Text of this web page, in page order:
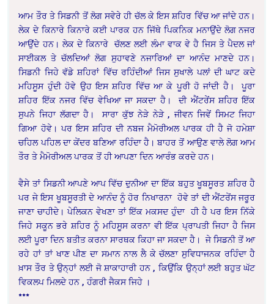
ਆਮ ਤੌਰ ਤੇ ਸਿਡਨੀ ਤੋਂ ਲੋਗ ਸਵੇਰੇ ਹੀ ਚੱਲ ਕੇ ਇਸ ਸ਼ਹਿਰ ਵਿੱਚ ਆ ਜਾਂਦੇ ਹਨ।
ਲੇਕ ਦੇ ਕਿਨਾਰੇ ਕਿਨਾਰੇ ਕਈ ਪਾਰਕ ਹਨ ਜਿੱਥੇ ਪਿਕਨਿਕ ਮਨਾਉਂਦੇ ਲੋਗ ਨਜਰ
ਆਉਂਦੇ ਹਨ। ਲੇਕ ਦੇ ਕਿਨਾਰੇ ਚੱਲਣ ਲਈ ਲੰਮਾ ਵਾਕ ਵੇ ਹੈ ਜਿਸ ਤੇ ਪੈਦਲ ਜਾਂ
ਸਾਈਕਲ ਤੇ ਚੱਲਦਿਆਂ ਲੋਗ ਸੁਹਾਵਣੇ ਨਜਾਰਿਆਂ ਦਾ ਆਨੰਦ ਮਾਣਦੇ ਹਨ।
ਸਿਡਨੀ ਜਿਹੇ ਵੱਡੇ ਸ਼ਹਿਰਾਂ ਵਿੱਚ ਰਹਿੰਦੀਆਂ ਜਿਸ ਸੁਖਾਲੇ ਪਲਾਂ ਦੀ ਘਾਟ ਕਦੇ
ਮਹਿਸੂਸ ਹੁੰਦੀ ਹੋਵੇ ਉਹ ਇਸ ਸ਼ਹਿਰ ਵਿੱਚ ਆ ਕੇ ਪੂਰੀ ਹੋ ਜਾਂਦੀ ਹੈ। ਪੂਰਾ
ਸ਼ਹਿਰ ਇੱਕ ਨਜਰ ਵਿੱਚ ਵੇਖਿਆ ਜਾ ਸਕਦਾ ਹੈ। ਦੀ ਐਂਟਰੇਂਸ ਸ਼ਹਿਰ ਇੱਕ
ਸੁਪਨੇ ਜਿਹਾ ਲੱਗਦਾ ਹੈ। ਸਾਰਾ ਕੁੱਝ ਨੇੜੇ ਨੇੜੇ , ਜੀਵਨ ਜਿਵੇਂ ਸਿਮਟ ਜਿਹਾ
ਗਿਆ ਹੋਵੇ। ਪਰ ਇਸ ਸ਼ਹਿਰ ਦੀ ਨਬਜ ਮੈਮੋਰੀਅਲ ਪਾਰਕ ਹੀ ਹੈ ਜੋ ਹਮੇਸ਼ਾ
ਚਹਿਲ ਪਹਿਲ ਦਾ ਕੇਂਦਰ ਬਣਿਆ ਰਹਿੰਦਾ ਹੈ। ਬਾਹਰ ਤੋਂ ਆਉਣ ਵਾਲੇ ਲੋਗ ਆਮ
ਤੌਰ ਤੇ ਮੈਮੋਰੀਅਲ ਪਾਰਕ ਤੋਂ ਹੀ ਆਪਣਾ ਦਿਨ ਆਰੰਭ ਕਰਦੇ ਹਨ।
ਵੈਸੇ ਤਾਂ ਸਿਡਨੀ ਆਪਣੇ ਆਪ ਵਿੱਚ ਦੁਨੀਆ ਦਾ ਇੱਕ ਬਹੁਤ ਖੂਬਸੂਰਤ ਸ਼ਹਿਰ ਹੈ
ਪਰ ਜੇ ਇਸ ਖੂਬਸੂਰਤੀ ਦੇ ਆਨੰਦ ਨੂੰ ਹੋਰ ਨਿਖਾਰਨਾ ਹੋਵੇ ਤਾਂ ਦੀ ਐਂਟਰੇਂਸ ਜਰੂਰ
ਜਾਣਾ ਚਾਹੀਦੇ। ਪੇਲਿਕਨ ਵੇਖਣਾ ਤਾਂ ਇੱਕ ਮਕਸਦ ਹੁੰਦਾ ਹੀ ਹੈ ਪਰ ਇਸ ਨਿੱਕੇ
ਜਿਹੇ ਸਕੂਨ ਭਰੇ ਸ਼ਹਿਰ ਨੂੰ ਮਹਿਸੂਸ ਕਰਨਾ ਵੀ ਇੱਕ ਪ੍ਰਾਪਤੀ ਜਿਹਾ ਹੈ ਜਿਸ
ਲਈ ਪੂਰਾ ਦਿਨ ਬਤੀਤ ਕਰਨਾ ਸਾਰਥਕ ਕਿਹਾ ਜਾ ਸਕਦਾ ਹੈ। ਜੇ ਸਿਡਨੀ ਤੋਂ ਆ
ਰਹੇ ਹਾਂ ਤਾਂ ਖਾਣ ਪੀਣ ਦਾ ਸਮਾਨ ਨਾਲ ਲੈ ਕੇ ਚੱਲਣਾ ਸੁਵਿਧਾਜਨਕ ਰਹਿੰਦਾ ਹੈ
ਖ਼ਾਸ ਤੌਰ ਤੇ ਉਨ੍ਹਾਂ ਲਈ ਜੋ ਸ਼ਾਕਾਹਾਰੀ ਹਨ , ਕਿਉਂਕਿ ਉਨ੍ਹਾਂ ਲਈ ਬਹੁਤ ਘੱਟ
ਵਿਕਲਪ ਮਿਲਦੇ ਹਨ , ਹੰਗਰੀ ਜੈਕਸ ਜਿਹੇ ।
***